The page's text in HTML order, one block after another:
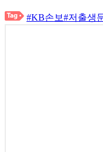
#KB손보#저출생